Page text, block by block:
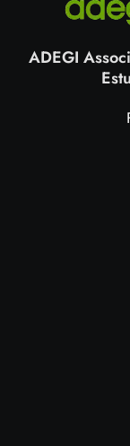
ADEGI